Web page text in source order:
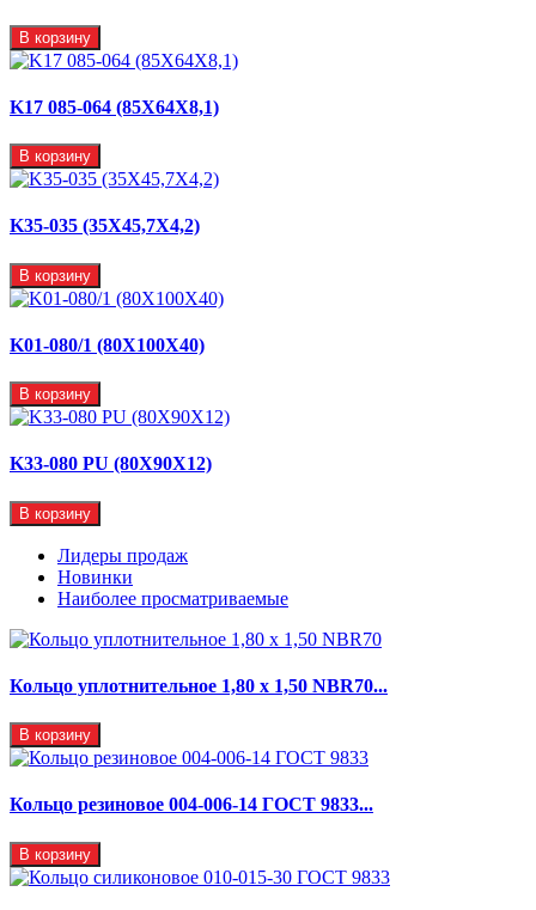
В корзину
K17 085-064 (85X64X8,1)
В корзину
K35-035 (35X45,7X4,2)
В корзину
K01-080/1 (80X100X40)
В корзину
K33-080 PU (80X90X12)
В корзину
Лидеры продаж
Новинки
Наиболее просматриваемые
Кольцо уплотнительное 1,80 х 1,50 NBR70...
В корзину
Кольцо резиновое 004-006-14 ГОСТ 9833...
В корзину